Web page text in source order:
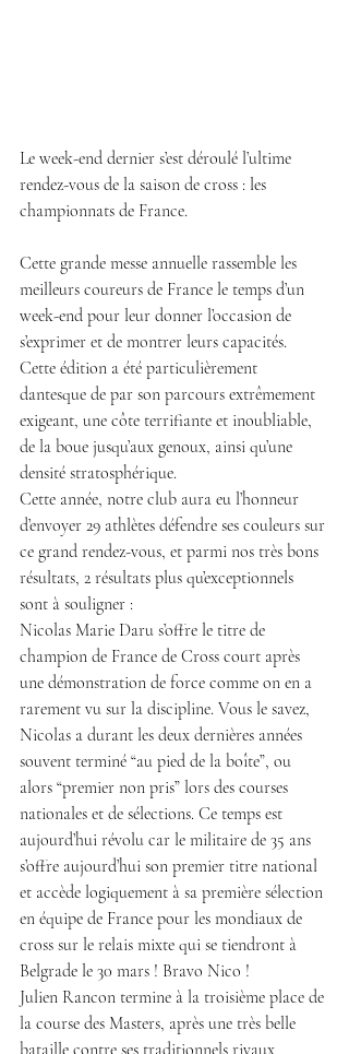
Le week-end dernier s’est déroulé l’ultime
rendez-vous de la saison de cross : les
championnats de France.
Cette grande messe annuelle rassemble les
meilleurs coureurs de France le temps d’un
week-end pour leur donner l’occasion de
s’exprimer et de montrer leurs capacités.
Cette édition a été particulièrement
dantesque de par son parcours extrêmement
exigeant, une côte terrifiante et inoubliable,
de la boue jusqu’aux genoux, ainsi qu’une
densité stratosphérique.
Cette année, notre club aura eu l’honneur
d’envoyer 29 athlètes défendre ses couleurs sur
ce grand rendez-vous, et parmi nos très bons
résultats, 2 résultats plus qu’exceptionnels
sont à souligner :
Nicolas Marie Daru s’offre le titre de
champion de France de Cross court après
une démonstration de force comme on en a
rarement vu sur la discipline. Vous le savez,
Nicolas a durant les deux dernières années
souvent terminé “au pied de la boîte”, ou
alors “premier non pris” lors des courses
nationales et de sélections. Ce temps est
aujourd’hui révolu car le militaire de 35 ans
s’offre aujourd’hui son premier titre national
et accède logiquement à sa première sélection
en équipe de France pour les mondiaux de
cross sur le relais mixte qui se tiendront à
Belgrade le 30 mars ! Bravo Nico !
Julien Rancon termine à la troisième place de
la course des Masters, après une très belle